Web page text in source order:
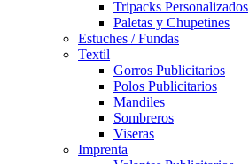
Tripacks Personalizados
Paletas y Chupetines
Estuches / Fundas
Textil
Gorros Publicitarios
Polos Publicitarios
Mandiles
Sombreros
Viseras
Imprenta